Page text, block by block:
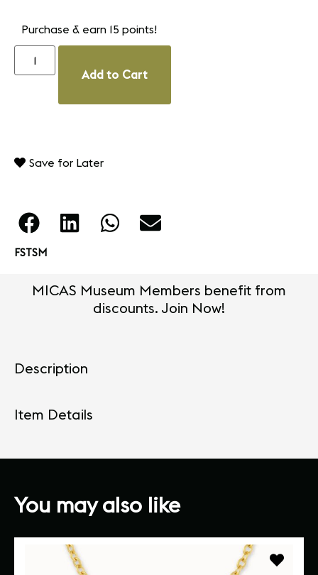
Purchase & earn 15 points!
Add to Cart
Save for Later
FSTSM
MICAS Museum Members benefit from
discounts. Join Now!
Description
Item Details
You may also like